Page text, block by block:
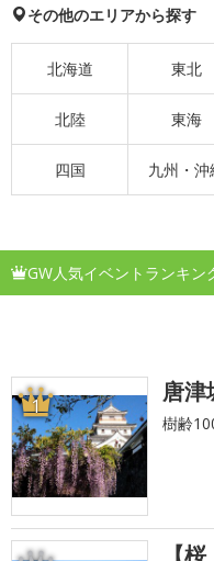
その他のエリアから探す
北海道 東北
北陸 東海
四国 九州・沖
GW人気イベントランキン
1 唐津
樹齢